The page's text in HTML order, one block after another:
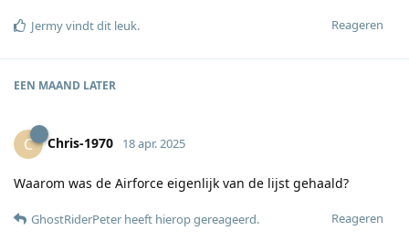
Reageren
Jermyvindt dit leuk.
EEN MAAND LATER
C Chris-1970 18 apr. 2025
Waarom was de Airforce eigenlijk van de lijst gehaald?
Reageren
GhostRiderPeter heeft hierop gereageerd.